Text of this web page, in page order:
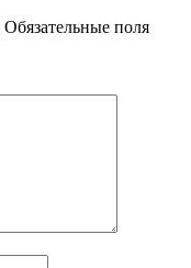
Обязательные поля